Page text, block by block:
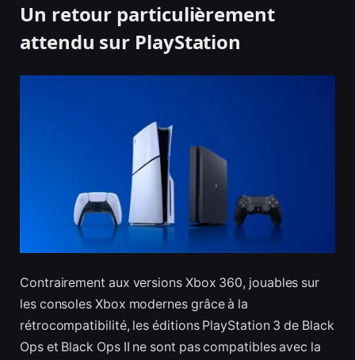
Un retour particulièrement
attendu sur PlayStation
Contrairement aux versions Xbox 360, jouables sur
les consoles Xbox modernes grâce à la
rétrocompatibilité, les éditions PlayStation 3 de Black
Ops et Black Ops II ne sont pas compatibles avec la